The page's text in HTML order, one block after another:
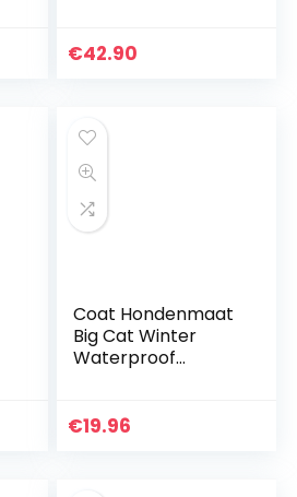
Smoking met Hoed
€42.90
Coat Hondenmaat
Big Cat Winter
Waterproof
Stormguard
€19.96